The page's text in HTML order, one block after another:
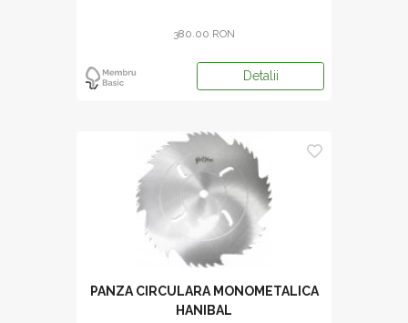
380.00 RON
Detalii
PANZA CIRCULARA MONOMETALICA
HANIBAL